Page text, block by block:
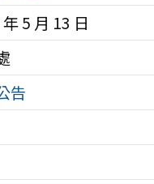
5 月 13 日
告